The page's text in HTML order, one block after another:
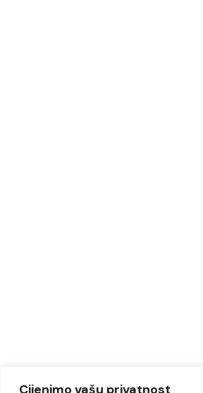
Cijenimo vašu privatnost